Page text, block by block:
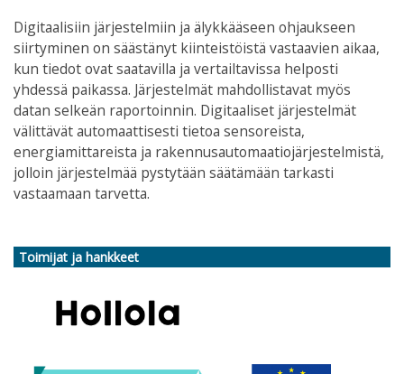
Digitaalisiin järjestelmiin ja älykkääseen ohjaukseen
siirtyminen on säästänyt kiinteistöistä vastaavien aikaa,
kun tiedot ovat saatavilla ja vertailtavissa helposti
yhdessä paikassa. Järjestelmät mahdollistavat myös
datan selkeän raportoinnin. Digitaaliset järjestelmät
välittävät automaattisesti tietoa sensoreista,
energiamittareista ja rakennusautomaatiojärjestelmistä,
jolloin järjestelmää pystytään säätämään tarkasti
vastaamaan tarvetta.
Toimijat ja hankkeet